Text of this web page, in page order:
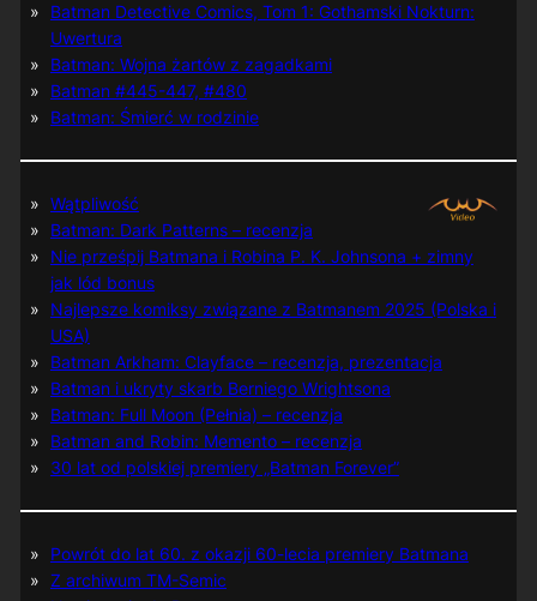
Batman Detective Comics, Tom 1: Gothamski Nokturn:
Uwertura
Batman: Wojna żartów z zagadkami
Batman #445-447, #480
Batman: Śmierć w rodzinie
Wątpliwość
Batman: Dark Patterns – recenzja
Nie prześpij Batmana i Robina P. K. Johnsona + zimny
jak lód bonus
Najlepsze komiksy związane z Batmanem 2025 (Polska i
USA)
Batman Arkham: Clayface – recenzja, prezentacja
Batman i ukryty skarb Berniego Wrightsona
Batman: Full Moon (Pełnia) – recenzja
Batman and Robin: Memento – recenzja
30 lat od polskiej premiery „Batman Forever”
Powrót do lat 60. z okazji 60-lecia premiery Batmana
Z archiwum TM-Semic